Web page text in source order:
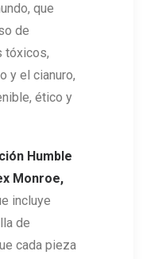
que
de
tóxicos,
y el cianuro,
ético y
Humble
Monroe,
incluye
de
cada pieza